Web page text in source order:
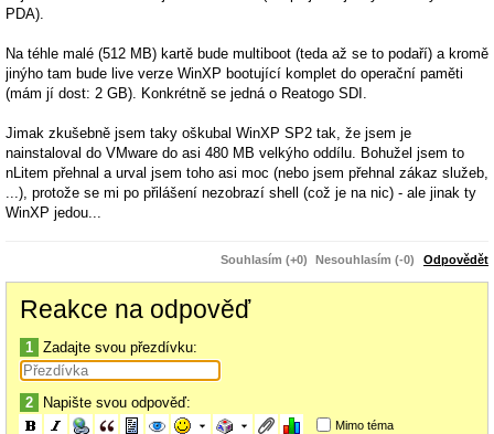
PDA).
Na téhle malé (512 MB) kartě bude multiboot (teda až se to podaří) a kromě
jinýho tam bude live verze WinXP bootující komplet do operační paměti
(mám jí dost: 2 GB). Konkrétně se jedná o Reatogo SDI.
Jimak zkušebně jsem taky oškubal WinXP SP2 tak, že jsem je
nainstaloval do VMware do asi 480 MB velkýho oddílu. Bohužel jsem to
nLitem přehnal a urval jsem toho asi moc (nebo jsem přehnal zákaz služeb,
...), protože se mi po přilášení nezobrazí shell (což je na nic) - ale jinak ty
WinXP jedou...
Až budu mít kartu větší, dám si tam možná osekaný WinXP nebo Win XP
Jo a proč ta CF. No kde o to, že jednak se mi disk přehřívá a já musím mít
pojedu na aku, počítám že ušetřím. Taky si pak můžu vzít moťas do
postele a neuvařím ho.
Pavel
Souhlasím (+0) Nesouhlasím (-0) Odpovědět
Reakce na odpověď
1 Zadajte svou přezdívku:
2 Napište svou odpověď:
Mimo téma